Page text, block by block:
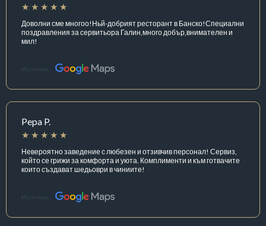
Доволни сме многоо!Ньй-добрият ресторант в Банско!Специални
поздравления за сервитьора Галин,много добър,внимателен и
мил!
Източник:
Pepa P.
Невероятно заведение с любезен и отзивчив персонал! Сервиз,
който се грижи за комфорта и уюта. Комплименти и към готвачите
които създават шедьоври в чиниите!
Източник: